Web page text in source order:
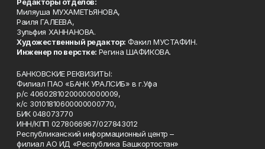
Миляуша МУХАМЕТЬЯНОВА,
Раиля ГАЛЕЕВА,
Зульфия ХАННАНОВА.
Художественный редактор: Факил МУСТАФИН.
Инженер по верстке: Регина ШАФИКОВА.
БАНКОВСКИЕ РЕКВИЗИТЫ:
Филиал ПАО «БАНК УРАЛСИБ» в г.Уфа
р/с 40602810200000000009,
к/с 30101810600000000770,
БИК 048073770
ИНН/КПП 0278066967/027843012
Республиканский информационный центр –
филиал АО ИД «Республика Башкортостан»